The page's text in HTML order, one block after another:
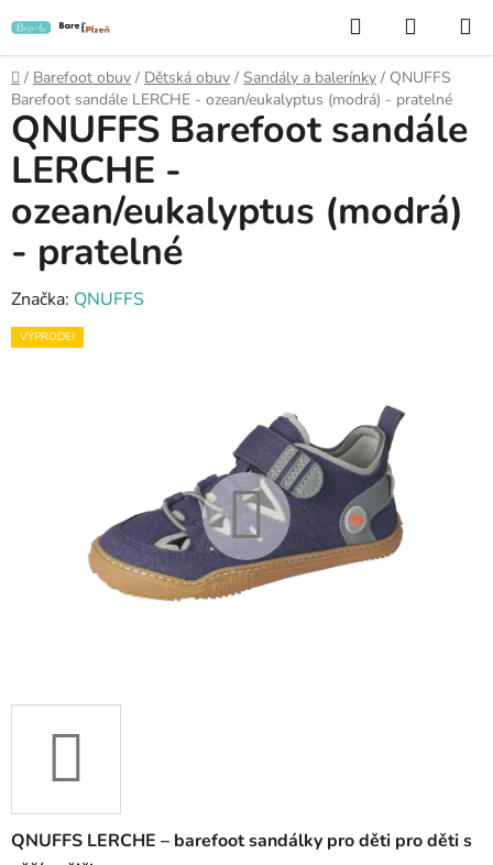
na
obsah
Hledat
KOŠÍK
Domů
/ Barefoot obuv / Dětská obuv / Sandály a balerínky / QNUFFS
Barefoot sandále LERCHE - ozean/eukalyptus (modrá) - pratelné
QNUFFS LERCHE – barefoot sandálky pro děti pro děti s
QNUFFS Barefoot sandále
LERCHE -
ozean/eukalyptus (modrá)
- pratelné
Značka: QNUFFS
VÝPRODEJ